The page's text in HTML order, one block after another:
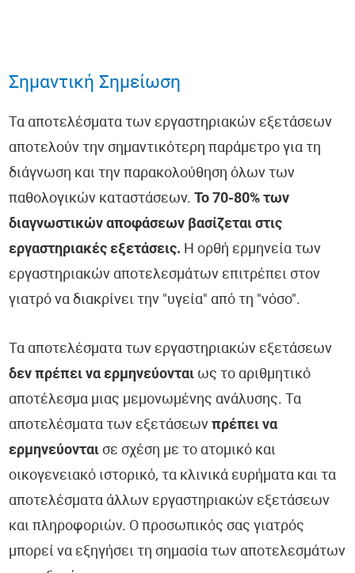
Σημαντική Σημείωση
Τα αποτελέσματα των εργαστηριακών εξετάσεων
αποτελούν την σημαντικότερη παράμετρο για τη
διάγνωση και την παρακολούθηση όλων των
παθολογικών καταστάσεων.Το 70-80% των
διαγνωστικών αποφάσεων βασίζεται στις
εργαστηριακές εξετάσεις. Η ορθή ερμηνεία των
εργαστηριακών αποτελεσμάτων επιτρέπει στον
γιατρό να διακρίνει την "υγεία" από τη "νόσο".
Τα αποτελέσματα των εργαστηριακών εξετάσεων
δεν πρέπει να ερμηνεύονται ως το αριθμητικό
αποτέλεσμα μιας μεμονωμένης ανάλυσης. Τα
αποτελέσματα των εξετάσεωνπρέπει να
ερμηνεύονταισε σχέση με το ατομικό και
οικογενειακό ιστορικό, τα κλινικά ευρήματα και τα
αποτελέσματα άλλων εργαστηριακών εξετάσεων
και πληροφοριών. Ο προσωπικός σας γιατρός
μπορεί να εξηγήσει τη σημασία των αποτελεσμάτων